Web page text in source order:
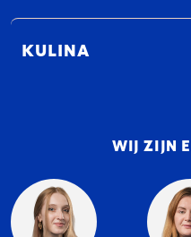
KULINA
WIJ ZIJN